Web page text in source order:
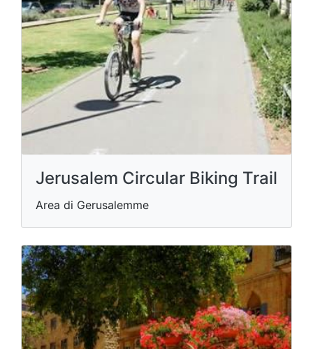
Jerusalem Circular Biking Trail
Area di Gerusalemme